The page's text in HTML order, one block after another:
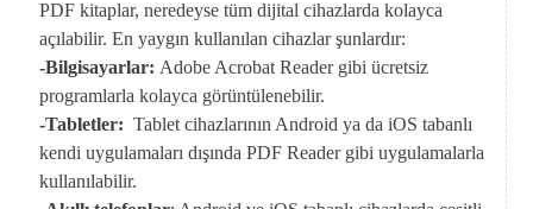
PDF kitaplar, neredeyse tüm dijital cihazlarda kolayca
açılabilir. En yaygın kullanılan cihazlar şunlardır:
-Bilgisayarlar: Adobe Acrobat Reader gibi ücretsiz
programlarla kolayca görüntülenebilir.
-Tabletler: Tablet cihazlarının Android ya da iOS tabanlı
kendi uygulamaları dışında PDF Reader gibi uygulamalarla
kullanılabilir.